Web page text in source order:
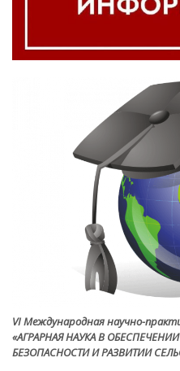
VI Международная научно-
«АГРАРНАЯ НАУКА В
БЕЗОПАСНОСТИ И РАЗВИТИИ